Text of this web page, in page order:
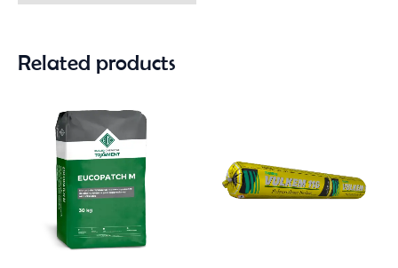
Related products